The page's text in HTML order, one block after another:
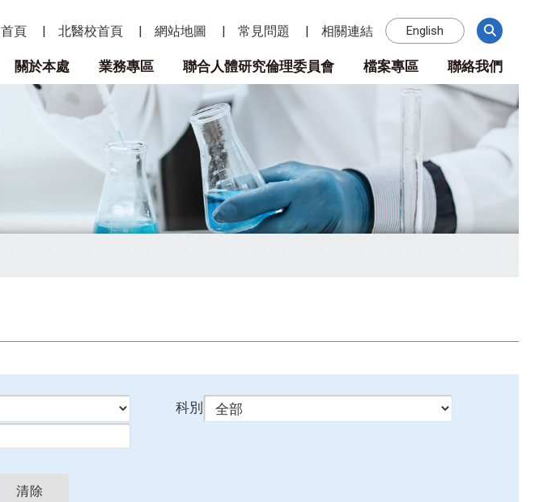
首頁 北醫校首頁 網站地圖 常見問題 相關連結 English
關於本處 業務專區 聯合人體研究倫理委員會 檔案專區 聯絡我們
科別
清除